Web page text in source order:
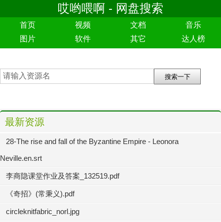
哎哟喂啊 - 网盘搜索
首页 视频 文档
音乐
图片
软件 其它 达人榜
最新资源
28-The rise and fall of the Byzantine Empire - Leonora
Neville.en.srt
李商隐课堂作业及答案_132519.pdf
《奇招》(常秉义).pdf
circleknitfabric_norl.jpg